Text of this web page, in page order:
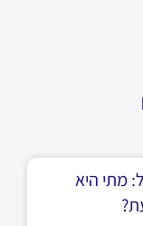
מתי היא